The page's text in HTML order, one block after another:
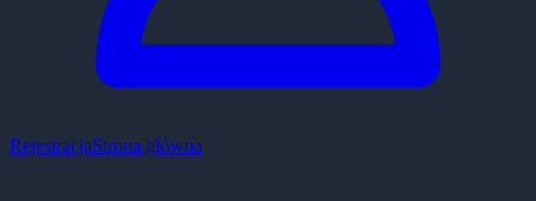
RejestracjaStrona główna